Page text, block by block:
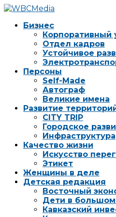
Бизнес
Корпоративный
Отдел кадров
Устойчивое
Персоны
Self-Made
Автограф
Великие имена
Развитие
CITY TRIP
Городское
Инфраструктура
Качество жизни
Искусство
Этикет
Женщины в деле
Детская редакция
Восточный
Дети в большом
Кавказский